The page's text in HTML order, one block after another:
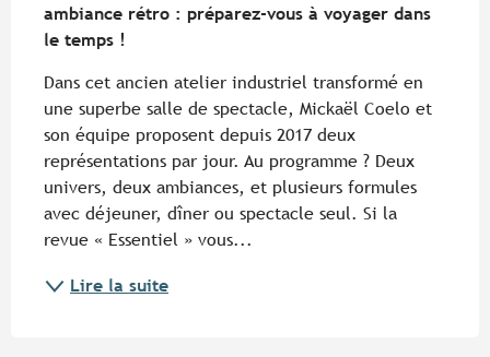
ambiance rétro : préparez-vous à voyager dans
le temps !
Dans cet ancien atelier industriel transformé en
une superbe salle de spectacle, Mickaël Coelo et
son équipe proposent depuis 2017 deux
représentations par jour. Au programme ? Deux
univers, deux ambiances, et plusieurs formules
avec déjeuner, dîner ou spectacle seul. Si la
revue « Essentiel » vous...
Lire la suite